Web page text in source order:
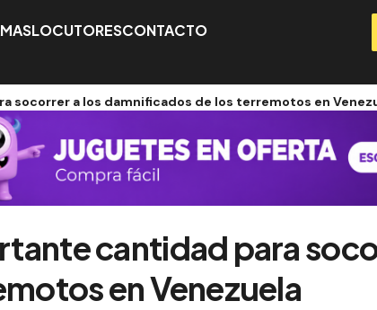
LOCUTORESCONTACTO
socorrer a los damnificados de los terremotos en
cantidad para
en Venezuela